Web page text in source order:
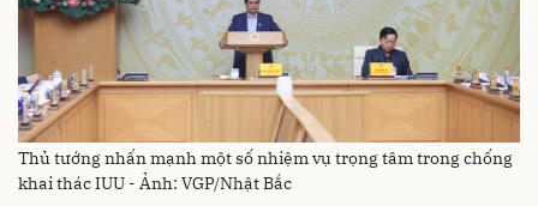
Thủ tướng nhấn mạnh một số nhiệm vụ trọng tâm trong chống
khai thác IUU - Ảnh: VGP/Nhật Bắc